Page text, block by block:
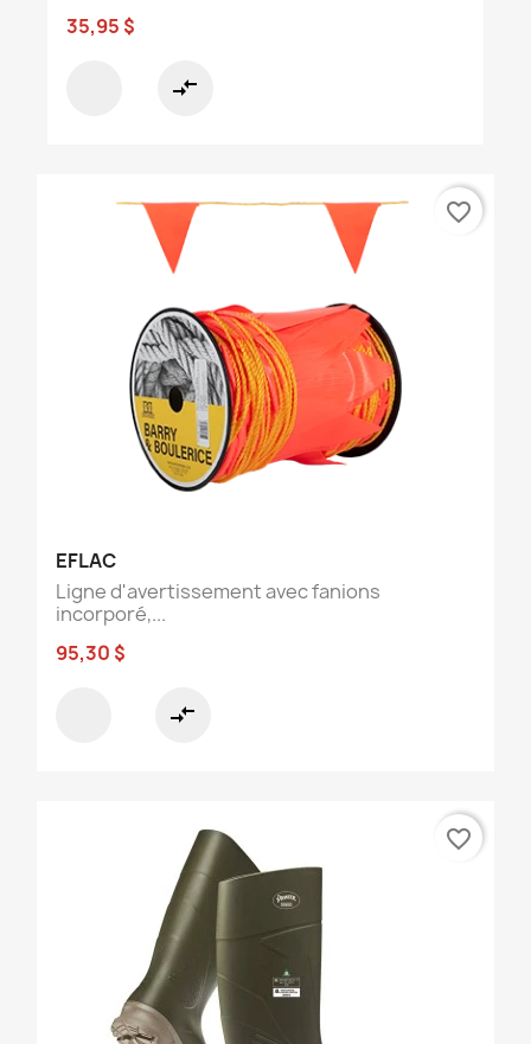
35,95 $
compare_arrows
EFLAC
Ligne d'avertissement avec fanions
incorporé,...
95,30 $
compare_arrows
favorite_border
favorite_border